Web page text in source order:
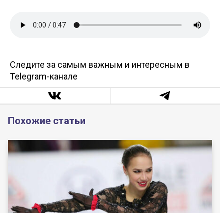
Следите за самым важным и интересным в
Telegram-канале
Похожие статьи